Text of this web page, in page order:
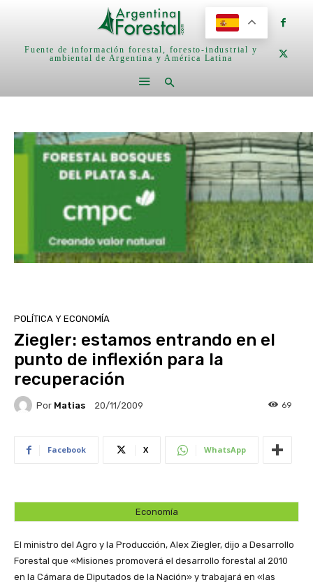
Fuente de información forestal, foresto-industrial y
ambiental de Argentina y América Latina
POLÍTICA Y ECONOMÍA
Ziegler: estamos entrando en el
punto de inflexión para la
recuperación
Por Matias 20/11/2009 69
Facebook X WhatsApp
Economía
El ministro del Agro y la Producción, Alex Ziegler, dijo a Desarrollo
Forestal que «Misiones promoverá el desarrollo forestal al 2010
en la Cámara de Diputados de la Nación» y trabajará en «las